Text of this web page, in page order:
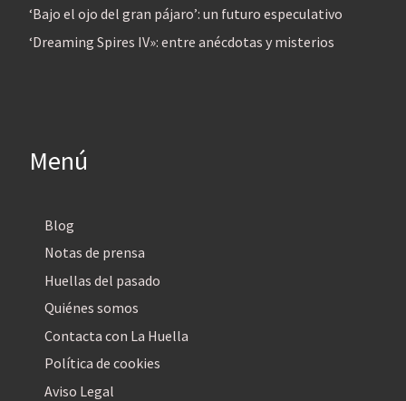
‘Bajo el ojo del gran pájaro’: un futuro especulativo
‘Dreaming Spires IV»: entre anécdotas y misterios
Menú
Blog
Notas de prensa
Huellas del pasado
Quiénes somos
Contacta con La Huella
Política de cookies
Aviso Legal